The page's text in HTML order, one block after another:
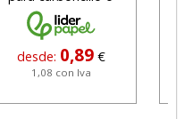
grafito
desde: 0,89 €
1,08 con Iva